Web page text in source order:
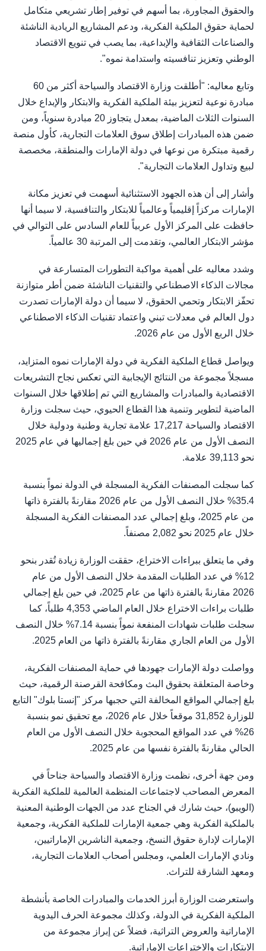
والحقوق المجاورة، بما أسهم في توفير إطار تشريعي متكامل
لحماية حقوق الملكية الفكرية، ودعم المشاريع الريادية الناشئة
والصناعات الثقافية والإبداعية، بما يصب في تنويع الاقتصاد
الوطني وتعزيز تنافسيته واستدامة نموه".
وتابع معاليه: "أطلقت وزارة الاقتصاد والسياحة أكثر من 60
مبادرة نوعية لتعزيز بيئة الملكية الفكرية والابتكار والإبداع خلال
السنوات الثلاث الماضية، بمعدل يتجاوز 20 مبادرة سنوياً، ومن
ضمن هذه المبادرات إطلاق سوق العلامات التجارية، كأول منصة
رقمية مبتكرة من نوعها في دولة الإمارات والمنطقة، مخصصة
لبيع وتداول العلامات التجارية".
وأشار إلى أن هذه الجهود الاستثنائية أسهمت في تعزيز مكانة
الإمارات مركزاً إقليمياً وعالمياً للابتكار والتنافسية، لا سيما أنها
حافظت على المركز الأول عربياً للعام السادس على التوالي في
مؤشر الابتكار العالمي، وتقدمت إلى المرتبة 30 عالمياً.
وشدد معاليه على أهمية مواكبة التطورات المتسارعة في
مجالات الذكاء الاصطناعي والتقنيات الناشئة ضمن أطر متوازنة
تحفّز الابتكار وتحمي الحقوق، لا سيما أن دولة الإمارات تصدرت
دول العالم في معدلات تبني واعتماد تقنيات الذكاء الاصطناعي
خلال الربع الأول من عام 2026.
ويواصل قطاع الملكية الفكرية في دولة الإمارات نموه المتزايد،
مسجلاً مجموعة من النتائج الإيجابية التي تعكس نجاح التشريعات
الاقتصادية والمبادرات والمشاريع التي تم إطلاقها خلال السنوات
الماضية لتطوير وتنمية هذا القطاع الحيوي، حيث سجلت وزارة
الاقتصاد والسياحة 17,217 علامة تجارية وطنية ودولية خلال
النصف الأول من عام 2026 في حين بلغ إجماليها في عام 2025
نحو 39,113 علامة.
كما سجلت المصنفات الفكرية المسجلة في الدولة نمواً بنسبة
35.4% خلال النصف الأول من عام 2026 مقارنةً بالفترة ذاتها
من عام 2025، وبلغ إجمالي عدد المصنفات الفكرية المسجلة
خلال عام 2025 نحو 2,082 مصنفاً.
وفي ما يتعلق ببراءات الاختراع، حققت الوزارة زيادة تُقدر بنحو
12% في عدد الطلبات المقدمة خلال النصف الأول من عام
2026 مقارنةً بالفترة ذاتها من عام 2025، في حين بلغ إجمالي
طلبات براءات الاختراع خلال العام الماضي 4,353 طلباً، كما
سجلت طلبات شهادات المنفعة نمواً بنسبة 7.14% خلال النصف
الأول من العام الجاري مقارنةً بالفترة ذاتها من العام 2025.
وواصلت دولة الإمارات جهودها في حماية المصنفات الفكرية،
وخاصة المتعلقة بحقوق البث ومكافحة القرصنة الرقمية، حيث
بلغ إجمالي المواقع المخالفة التي حجبها مركز "إنستا بلوك" التابع
للوزارة 31,852 موقعاً خلال عام 2026، مع تحقيق نمو بنسبة
26% في عدد المواقع المحجوبة خلال النصف الأول من العام
الحالي مقارنةً بالفترة نفسها من عام 2025.
ومن جهة أخرى، نظمت وزارة الاقتصاد والسياحة جناحاً في
المعرض المصاحب لاجتماعات المنظمة العالمية للملكية الفكرية
(الويبو)، حيث شارك في الجناح عدد من الجهات الوطنية المعنية
بالملكية الفكرية وهي جمعية الإمارات للملكية الفكرية، وجمعية
الإمارات لإدارة حقوق النسخ، وجمعية الناشرين الإماراتيين،
ونادي الإمارات العلمي، ومجلس أصحاب العلامات التجارية،
ومعهد الشارقة للتراث.
واستعرضت الوزارة أبرز الخدمات والمبادرات الخاصة بأنشطة
الملكية الفكرية في الدولة، وكذلك مجموعة الحرف اليدوية
الإماراتية والعروض التراثية، فضلاً عن إبراز مجموعة من
الابتكارات والاختراعات الإماراتية.